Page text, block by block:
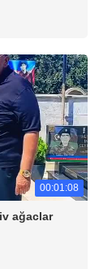
00:01:08
ağaclar